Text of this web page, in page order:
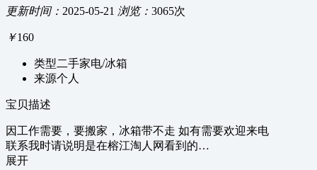
更新时间： 2025-05-21 浏览： 3065次
￥160
类型二手家电/冰箱
来源个人
宝贝描述
因工作需要，要搬家，冰箱带不走 如有需要欢迎来电
联系我时请说明是在榕江淘人网看到的…
展开